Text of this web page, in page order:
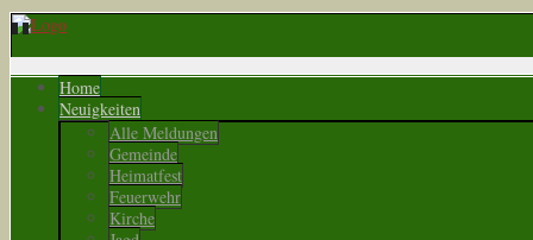
Home
Neuigkeiten
Alle Meldungen
Gemeinde
Heimatfest
Feuerwehr
Kirche